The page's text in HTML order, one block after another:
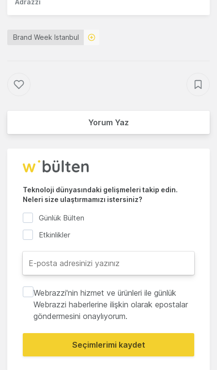
Brand Week Istanbul
Yorum Yaz
Teknoloji dünyasındaki gelişmeleri takip edin.
Neleri size ulaştırmamızı istersiniz?
Günlük Bülten
Etkinlikler
Webrazzi'nin hizmet ve ürünleri ile günlük
Webrazzi haberlerine ilişkin olarak epostalar
göndermesini onaylıyorum.
Seçimlerimi kaydet